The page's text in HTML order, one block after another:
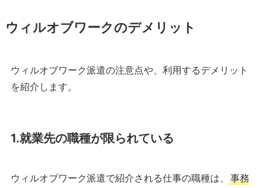
ウィルオブワークのデメリット
ウィルオブワーク派遣の注意点や、利用するデメリット
を紹介します。
1.就業先の職種が限られている
ウィルオブワーク派遣で紹介される仕事の職種は、 事務